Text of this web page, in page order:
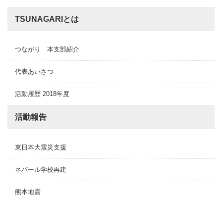
TSUNAGARIとは
つながり 本支部紹介
代表あいさつ
活動履歴 2018年度
活動報告
東日本大震災支援
ネパール学校再建
熊本地震